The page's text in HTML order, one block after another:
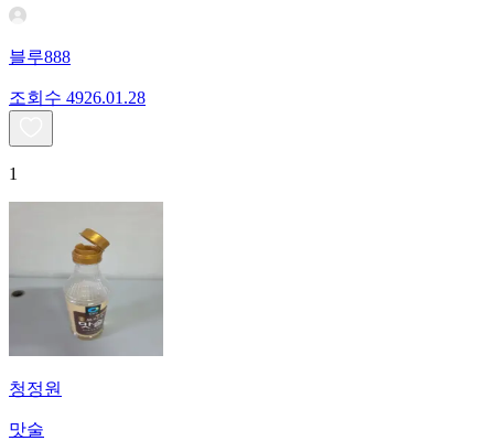
블루888
조회수 4926.01.28
1
청정원
맛술